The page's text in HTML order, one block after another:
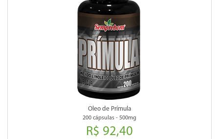
Oleo de Prímula
200 cápsulas - 500mg
R$ 92,40